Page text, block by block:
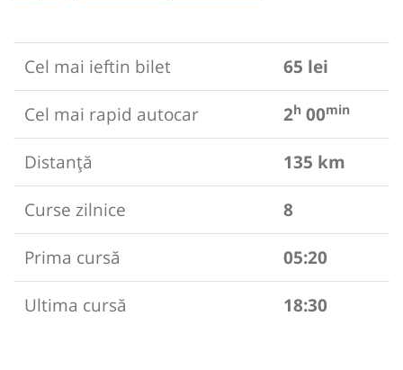
Cel mai ieftin bilet
65 lei
Cel mai rapid autocar
2h 00min
Distanță
135 km
Curse zilnice
8
Prima cursă
05:20
Ultima cursă
18:30